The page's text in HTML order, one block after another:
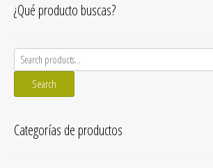
¿Qué producto buscas?
Search
for:
Search
Categorías de productos